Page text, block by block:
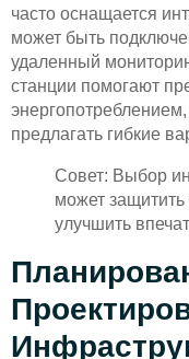
часто оснащается
может быть
удаленный
станции помогают
предлагать гибкие
Совет: Выбор
может
улучшить